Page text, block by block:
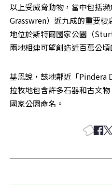
以上受威脅動物，當中包括
Grasswren）近九成的重要
地位於斯特爾國家公園（
兩地相連可望創造近百萬公頃
基恩說，該地鄰近「Pindera
拉牧地包含許多石器和古文
國家公園命名。